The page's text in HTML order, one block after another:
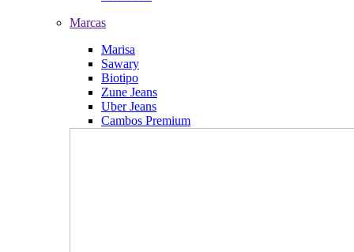
Marcas
Marisa
Sawary
Biotipo
Zune Jeans
Uber Jeans
Cambos Premium